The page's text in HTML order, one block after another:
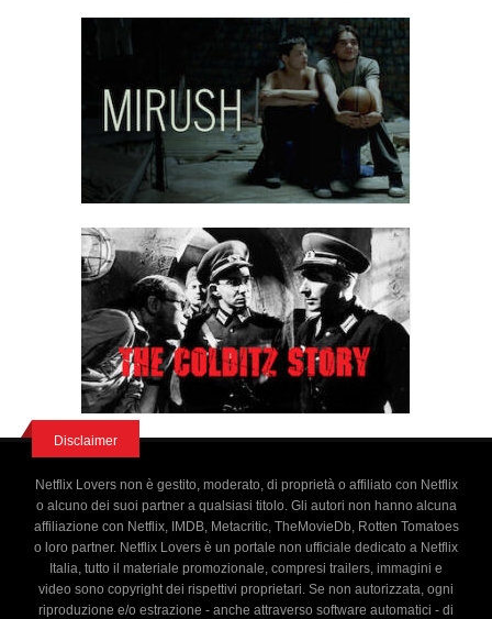
Disclaimer
Netflix Lovers non è gestito, moderato, di proprietà o affiliato con Netflix
o alcuno dei suoi partner a qualsiasi titolo. Gli autori non hanno alcuna
affiliazione con Netflix, IMDB, Metacritic, TheMovieDb, Rotten Tomatoes
o loro partner. Netflix Lovers è un portale non ufficiale dedicato a Netflix
Italia, tutto il materiale promozionale, compresi trailers, immagini e
video sono copyright dei rispettivi proprietari. Se non autorizzata, ogni
riproduzione e/o estrazione - anche attraverso software automatici - di